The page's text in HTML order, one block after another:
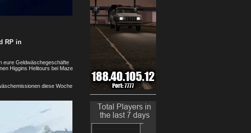
RP in
eure Geldwäschegeschäfte
Higgins Helitours bei Maze
diese Woche